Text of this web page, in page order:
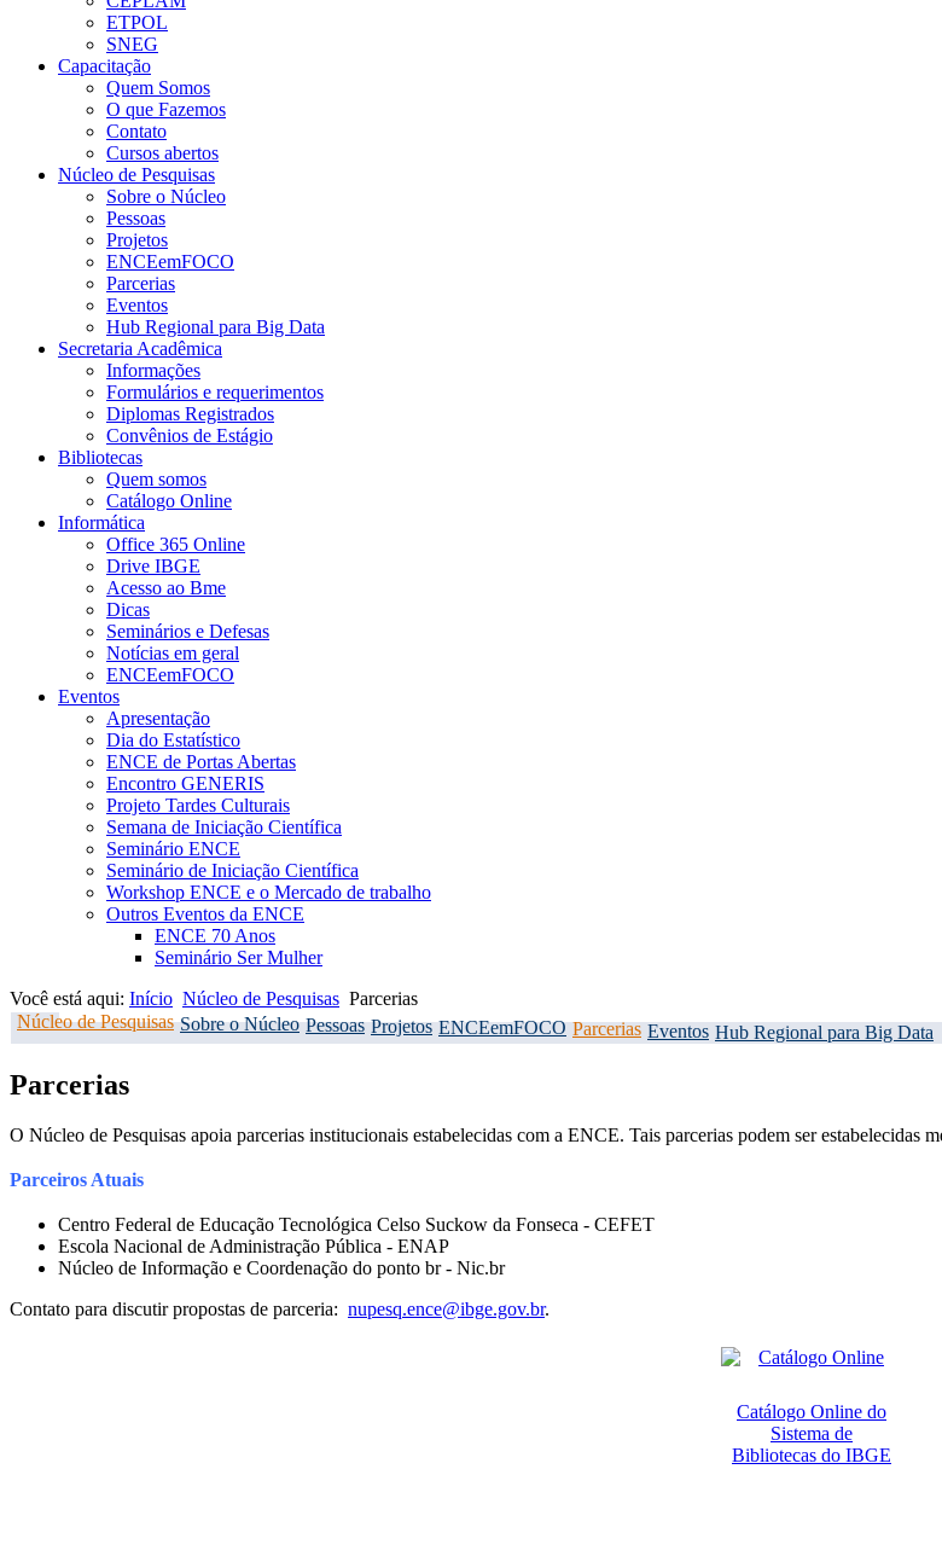
ETPOL
SNEG
Capacitação
Quem Somos
O que Fazemos
Contato
Cursos abertos
Núcleo de Pesquisas
Sobre o Núcleo
Pessoas
Projetos
ENCEemFOCO
Parcerias
Eventos
Hub Regional para Big Data
Secretaria Acadêmica
Informações
Formulários e requerimentos
Diplomas Registrados
Convênios de Estágio
Bibliotecas
Quem somos
Catálogo Online
Informática
Office 365 Online
Drive IBGE
Acesso ao Bme
Dicas
Seminários e Defesas
Notícias em geral
ENCEemFOCO
Eventos
Apresentação
Dia do Estatístico
ENCE de Portas Abertas
Encontro GENERIS
Projeto Tardes Culturais
Semana de Iniciação Científica
Seminário ENCE
Seminário de Iniciação Científica
Workshop ENCE e o Mercado de trabalho
Outros Eventos da ENCE
ENCE 70 Anos
Seminário Ser Mulher
Você está aqui: Início Núcleo de Pesquisas Parcerias
Núcleo de Pesquisas Sobre o Núcleo Pessoas Projetos ENCEemFOCO Parcerias Eventos Hub Regional para Big Data
Parcerias
O Núcleo de Pesquisas apoia parcerias institucionais estabelecidas com a ENCE. Tais parcerias podem ser estabelecidas
Parceiros Atuais
Centro Federal de Educação Tecnológica Celso Suckow da Fonseca - CEFET
Escola Nacional de Administração Pública - ENAP
Núcleo de Informação e Coordenação do ponto br - Nic.br
Contato para discutir propostas de parceria: nupesq.ence@ibge.gov.br.
Catálogo Online do
Sistema de
Bibliotecas do IBGE